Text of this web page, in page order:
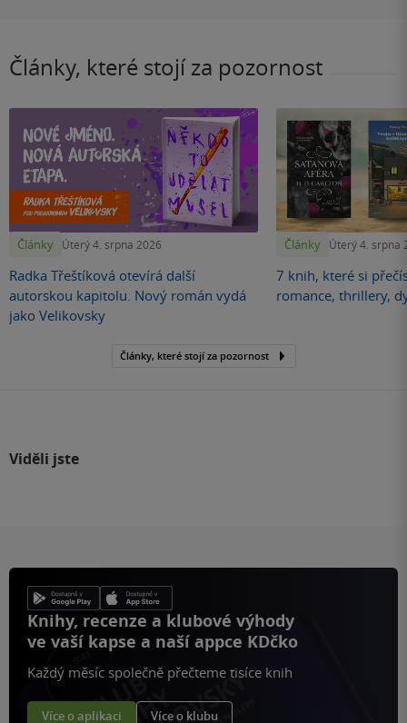
Články, které stojí za pozornost
Články Úterý 4. srpna 2026
Radka Třeštíková otevírá další
autorskou kapitolu. Nový román vydá
jako Velikovsky
Články Úterý 4. srpna
7 knih, které si
romance, thrillery,
Články, které stojí za pozornost
Viděli jste
Knihy, recenze a klubové výhody
ve vaší kapse a naší appce KDčko
Každý měsíc společně přečteme tisíce knih
Více o aplikaci Více o klubu